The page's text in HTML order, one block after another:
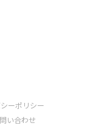
ーポリシー
い合わせ